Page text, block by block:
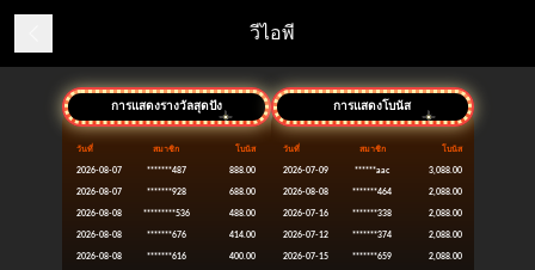
วีไอพี
การแสดงรางวัลสุดปัง
วันที่ สมาชิก โบนัส
2026-08-07 *******487 888.00
2026-08-07 *******928 688.00
2026-08-08 *********536 488.00
2026-08-08 *******676 414.00
2026-08-08 *******616 400.00
การแสดงโบนัส
วันที่ สมาชิก โบนัส
2026-07-09 ******aac 3,088.00
2026-08-08 *******464 2,088.00
2026-07-16 *******338 2,088.00
2026-07-12 *******374 2,088.00
2026-07-15 *******659 2,088.00